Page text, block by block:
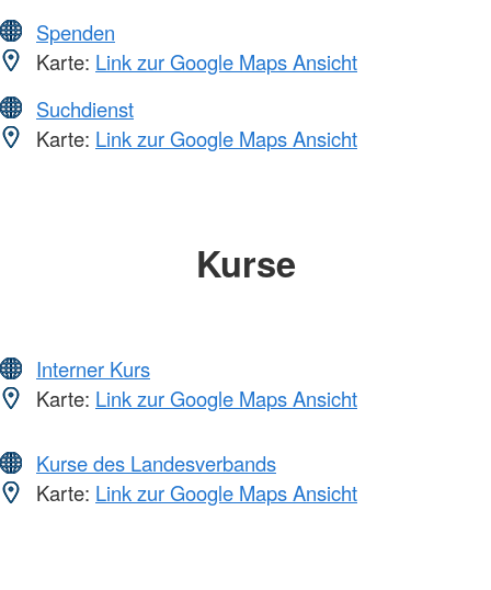
Spenden
Karte: Link zur Google Maps Ansicht
Suchdienst
Karte: Link zur Google Maps Ansicht
Kurse
Interner Kurs
Karte: Link zur Google Maps Ansicht
Kurse des Landesverbands
Karte: Link zur Google Maps Ansicht